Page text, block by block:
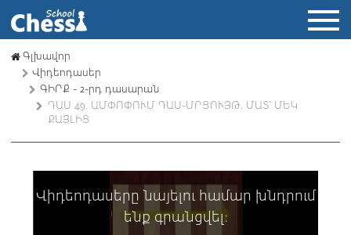
Գլխավոր
Վիդեոդասեր
ԳԻՐՔ - 2-րդ դասարան
ԴԱՍ 49. ԱՄՓՈՓՈՒՄ ԴԱՍ-ՄՐՑՈՒՅԹ. ՄԱՏ՝ ՄԵԿ
ՔԱՅԼԻՑ
Վիդեոդասերը նայելու համար խնդրում
ենք գրանցվել։